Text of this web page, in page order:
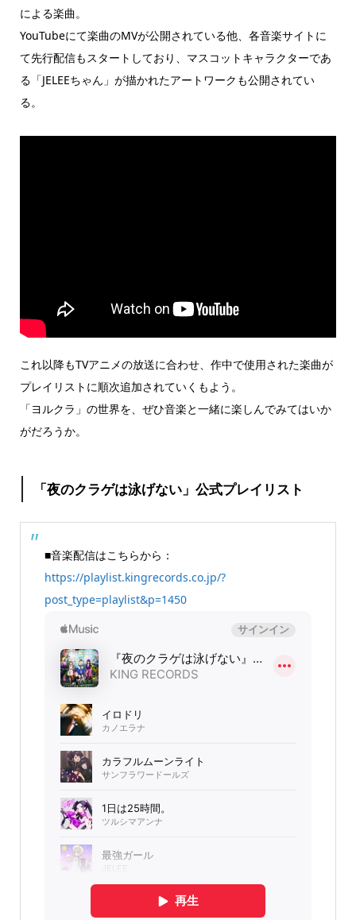
による楽曲。
YouTubeにて楽曲のMVが公開されている他、各音楽サイトに
て先行配信もスタートしており、マスコットキャラクターであ
る「JELEEちゃん」が描かれたアートワークも公開されてい
る。
これ以降もTVアニメの放送に合わせ、作中で使用された楽曲が
プレイリストに順次追加されていくもよう。
「ヨルクラ」の世界を、ぜひ音楽と一緒に楽しんでみてはいか
がだろうか。
「夜のクラゲは泳げない」公式プレイリスト
■音楽配信はこちらから：
https://playlist.kingrecords.co.jp/?
post_type=playlist&p=1450